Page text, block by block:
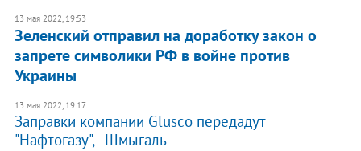
13 мая 2022, 19:53
Зеленский отправил на доработку закон о
запрете символики РФ в войне против
Украины
13 мая 2022, 19:17
Заправки компании Glusco передадут
"Нафтогазу", - Шмыгаль